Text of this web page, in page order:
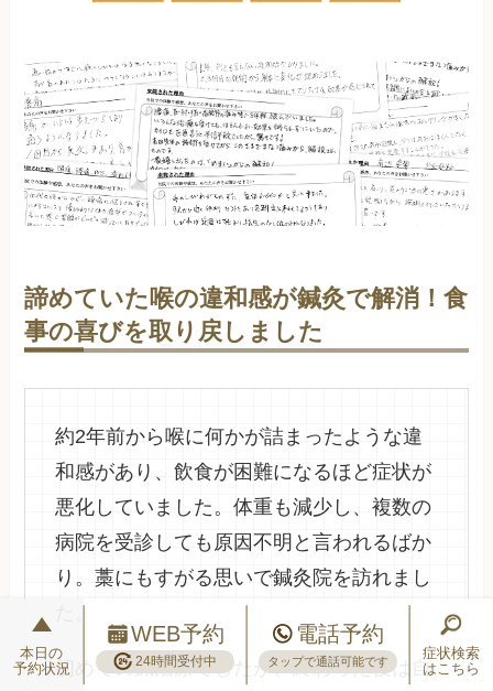
諦めていた喉の違和感が鍼灸で解消！食
事の喜びを取り戻しました
約2年前から喉に何かが詰まったような違
和感があり、飲食が困難になるほど症状が
悪化していました。体重も減少し、複数の
病院を受診しても原因不明と言われるばか
り。藁にもすがる思いで鍼灸院を訪れまし
た。
初めての鍼治療でしたが、終わった後は自
本日の
予約状況
WEB予約
24時間受付中
電話予約
タップで通話可能です
症状検索
はこちら